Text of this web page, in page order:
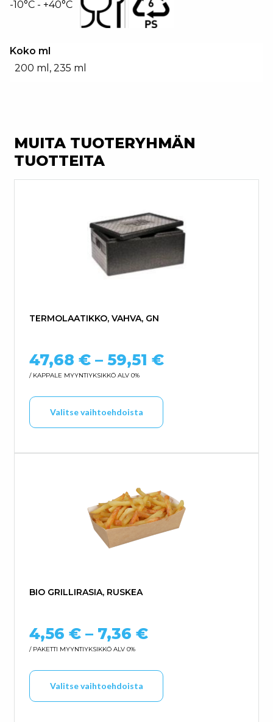
-10°C - +40°C
Koko ml
200 ml, 235 ml
MUITA TUOTERYHMÄN
TUOTTEITA
TERMOLAATIKKO, VAHVA, GN
47,68 € – 59,51 €Hintaluokka:
/ KAPPALE MYYNTIYKSIKKÖ ALV 0%
Valitse vaihtoehdoista
Tällä tuotteella on
BIO GRILLIRASIA, RUSKEA
4,56 € – 7,36 €Hintaluokka:
/ PAKETTI MYYNTIYKSIKKÖ ALV 0%
Valitse vaihtoehdoista
Tällä tuotteella on